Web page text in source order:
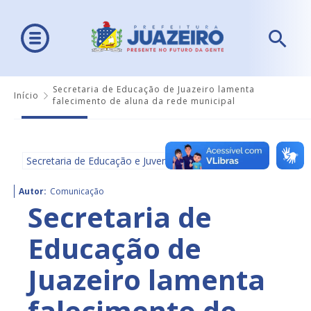
Início
Secretaria de Educação de Juazeiro lamenta
falecimento de aluna da rede municipal
Secretaria de Educação e Juventude - SEDUC
Autor: Comunicação
Secretaria de
Educação de
Juazeiro lamenta